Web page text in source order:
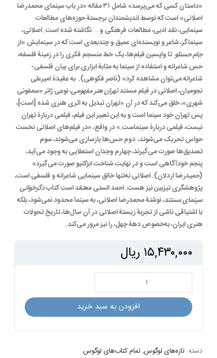
از 5 در
ی
مشتری
«داستان کسی که می‌پرسد» شامل ۳۱ مقاله «در باب سینمای محمدرضا
اصلانی» است که توسط اندیشمندان برجستۀ حوزه‌های مطالعات
سینمایی، نقد ادبی، مطالعات فرهنگی و… نگاشته شده است. اصلانی،
سینماگر، شاعر و نویسنده‌ای عمیق و چندبعدی است که در سینمایش «از
جام حسنلوتا واپسین فیلم‌ها، یک خط منسجم فکری را در زمینۀ فلسفه،
حس شاعرانه و استفاده از سینما به مثابۀ ابزاری برای بیان فلسفی-
شاعرانه می‌توان مشاهده کرد» (ناصر فکوهی). به عقیدۀ امیرعلی
نجومیان، اصلانی در فیلم مستندتهران هنر مفهومی، نوعی ژانر «سمفونی
شهری»، خلق می‌کند که در آن «تهران تبدیل به اثری هنری شده [است]،
پس تهران خود سینما است و به این تعبیر این فیلم، فیلمی دربارۀ تهران
نیست، فیلمی دربارۀ سینماست.» در واقع، «در فیلم‌های اصلانی نخست
حواس تحریک می‌شوند، دوم حس‌ها بازسازی می‌شوند، سوم
تصدیق‌ها صورت می‌گیرند، چهارم وجدان استعلایی به وجود می‌آید،
پنجم خودآگاهی است و در نهایت شناخت ابژکتیو صورت می‌گیرد»
(حمیدرضا اردلان). اصلانی نه‌تنها خالق سینمایی شاعرانه و فلسفی است،
پژوهشگری تیزبین نیز هست. احمد الستی معتقد است کتابدگرخوانی
سینمای مستند، نوشتۀ محمدرضا اصلانی، به سینما محدود نمی‌شود، بلکه
با اشتیاقی ناشی از تجربۀ زیستۀ اصلانی در آن سال‌ها، تاریخ تحولات
هنری ایران، به‌خصوص دهۀ چهل، را نیز مرور می‌کند.
۱۵,۴۳۰,۰۰۰ ریال
کسی
که
می‌پرسد:
سینمای
افزودن به سبد خرید
دسته: تازه‌های لوگوس,تمام کتاب‌های لوگوس